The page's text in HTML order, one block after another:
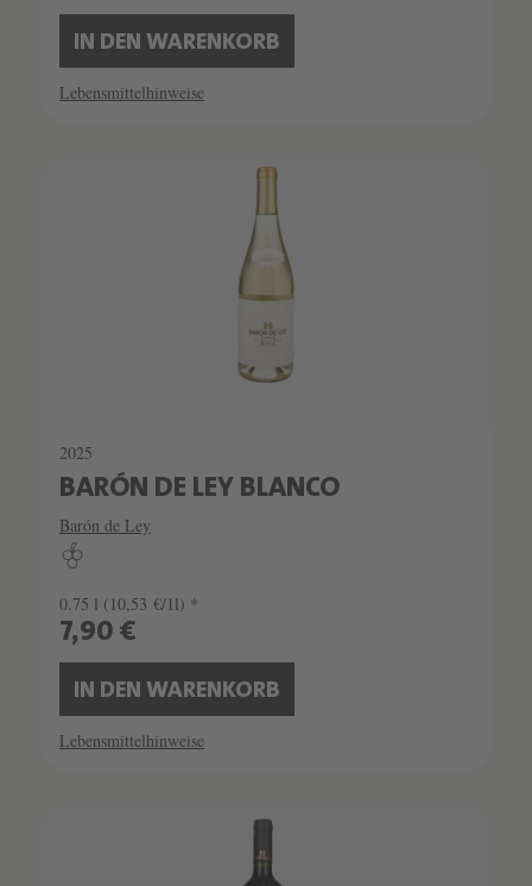
IN DEN WARENKORB
Lebensmittelhinweise
2025
BARÓN DE LEY BLANCO
Barón de Ley
0.75 l (10,53 €/1l) *
7,90 €
IN DEN WARENKORB
Lebensmittelhinweise